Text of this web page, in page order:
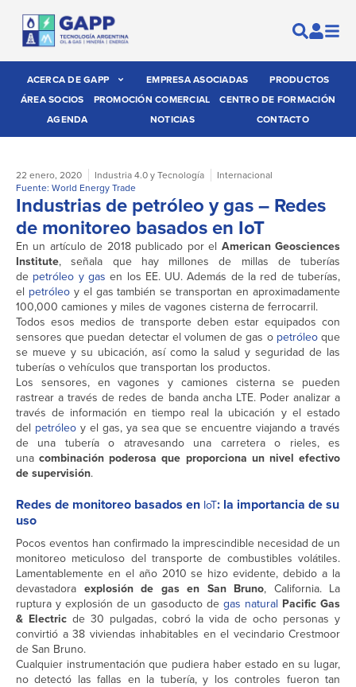
ACERCA DE GAPP EMPRESA ASOCIADAS
PRODUCTOS
ÁREA SOCIOS
PROMOCIÓN COMERCIAL
CENTRO DE FORMACIÓN
AGENDA
NOTICIAS CONTACTO
22 enero, 2020 Industria 4.0 y Tecnología
Internacional
Fuente: World Energy Trade
Industrias de petróleo y gas – Redes
de monitoreo basados en IoT
En un artículo de 2018 publicado por el American Geosciences
Institute, señala que hay millones de millas de tuberías
de petróleo y gas en los EE. UU. Además de la red de tuberías,
el petróleoy el gas también se transportan en aproximadamente
100,000 camiones y miles de vagones cisterna de ferrocarril.
Todos esos medios de transporte deben estar equipados con
sensores que puedan detectar el volumen de gas o petróleoque
se mueve y su ubicación, así como la salud y seguridad de las
tuberías o vehículos que transportan los productos.
Los sensores, en vagones y camiones cisterna se pueden
rastrear a través de redes de banda ancha LTE. Poder analizar a
través de información en tiempo real la ubicación y el estado
del petróleoy el gas, ya sea que se encuentre viajando a través
de una tubería o atravesando una carretera o rieles, es
unacombinación poderosa que proporciona un nivel efectivo
de supervisión.
Redes de monitoreo basados en IoT: la importancia de su
uso
Pocos eventos han confirmado la imprescindible necesidad de un
monitoreo meticuloso del transporte de combustibles volátiles.
Lamentablemente en el año 2010 se hizo evidente, debido a la
devastadora explosión de gas en San Bruno, California. La
ruptura y explosión de un gasoducto de gas natural Pacific Gas
& Electricde 30 pulgadas, cobró la vida de ocho personas y
convirtió a 38 viviendas inhabitables en el vecindario Crestmoor
de San Bruno.
Cualquier instrumentación que pudiera haber estado en su lugar,
no detectó las fallas en la tubería, y los controles fueron tan